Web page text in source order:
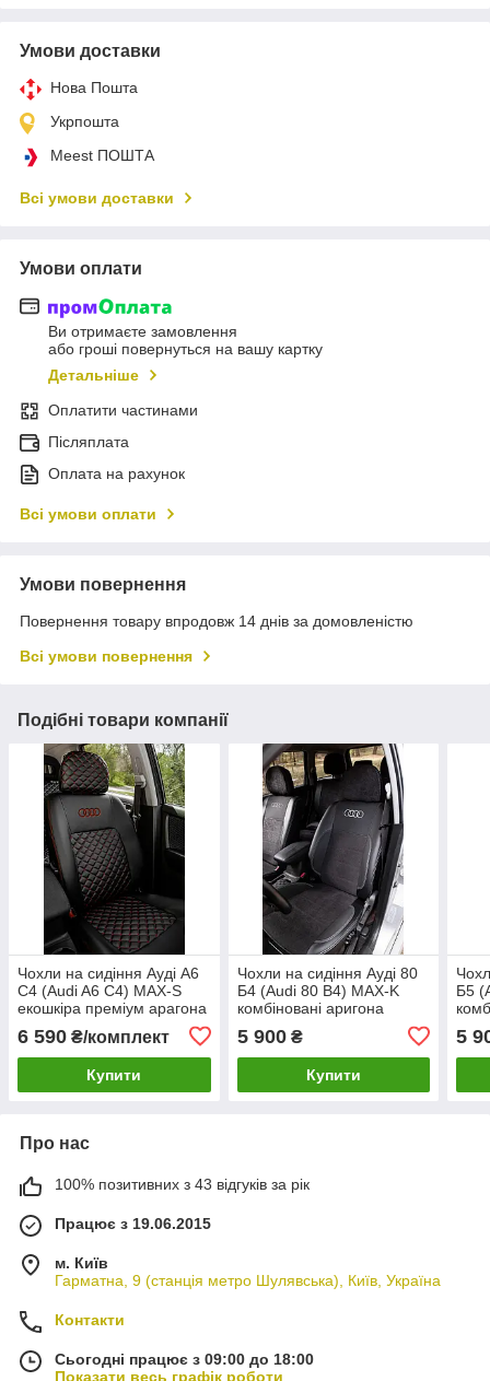
Умови доставки
Нова Пошта
Укрпошта
Meest ПОШТА
Всі умови доставки
Умови оплати
Ви отримаєте замовлення
або гроші повернуться на вашу картку
Детальніше
Оплатити частинами
Післяплата
Оплата на рахунок
Всі умови оплати
Умови повернення
Повернення товару впродовж 14 днів за домовленістю
Всі умови повернення
Подібні товари компанії
Чохли на сидіння Ауді А6
С4 (Audi A6 C4) MAX-S
екошкіра преміум арагона
6 590 ₴/комплект
Купити
Чохли на сидіння Ауді 80
Б4 (Audi 80 B4) MAX-K
комбіновані аригона
5 900₴
Купити
Б5
5
Про нас
100% позитивних з 43 відгуків за рік
Працює з 19.06.2015
м. Київ
Гарматна, 9 (станція метро Шулявська), Київ, Україна
Контакти
Сьогодні працює з 09:00 до 18:00
Показати весь графік роботи